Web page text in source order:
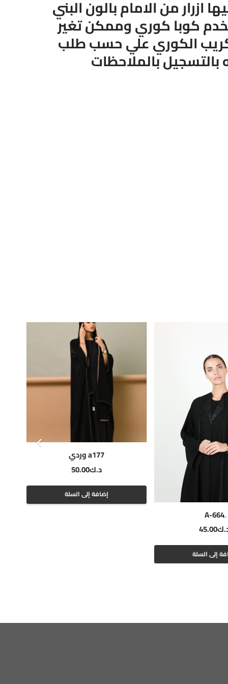
ازرار من الامام بالون البني
كوبا كوري وممكن تغير
الكوري علي حسب طلب
بالتسجيل بالملاحظات
ِA-664
45.00
إلى السلة
a177 وردي
د.ك50.00
إضافة إلى السلة